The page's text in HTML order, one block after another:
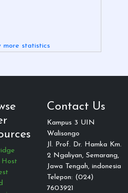
more statistics
Host
Contact Us
Kampus 3 UIN
Walisongo
Jl. Prof. Dr. Hamka Km.
2 Ngaliyan, Semarang,
Jawa Tengah, indonesia
Telepon: (024)
7603921